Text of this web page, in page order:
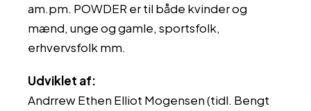
am.pm. POWDER er til både kvinder og
mænd, unge og gamle, sportsfolk,
erhvervsfolk mm.
Udviklet af:
Andrrew Ethen Elliot Mogensen (tidl. Bengt